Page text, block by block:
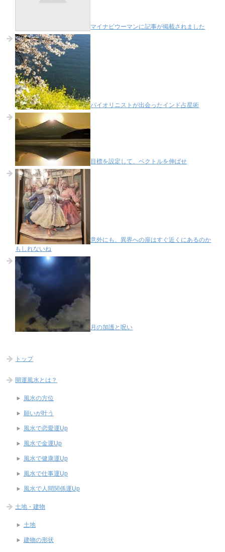
マイナビウーマンに記事が掲載されました
バイオリニストが出会ったインド占星術
目標を設定して、ベクトルを伸ばせ
意外にも、異界への扉はすぐ近くにあるのか
もしれないね
月の加護と呪い
トップ
開運風水とは？
風水の方位
願いが叶う
風水で恋愛運Up
風水で金運Up
風水で健康運Up
風水で仕事運Up
風水で人間関係運Up
土地・建物
土地
建物の形状